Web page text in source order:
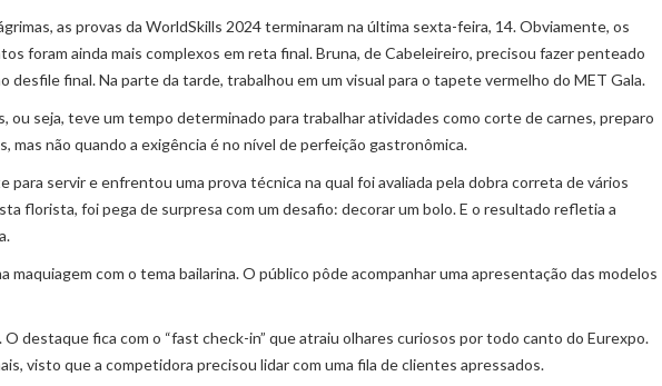
as provas da WorldSkills 2024 terminaram na última sexta-feira, 14. Obviamente, os
foram ainda mais complexos em reta final. Bruna, de Cabeleireiro, precisou fazer penteado
desfile final. Na parte da tarde, trabalhou em um visual para o tapete vermelho do MET Gala.
ou seja, teve um tempo determinado para trabalhar atividades como corte de carnes, preparo
mas não quando a exigência é no nível de perfeição gastronômica.
para servir e enfrentou uma prova técnica na qual foi avaliada pela dobra correta de vários
florista, foi pega de surpresa com um desafio: decorar um bolo. E o resultado refletia a
maquiagem com o tema bailarina. O público pôde acompanhar uma apresentação das modelos
O destaque fica com o “fast check-in” que atraiu olhares curiosos por todo canto do Eurexpo.
visto que a competidora precisou lidar com uma fila de clientes apressados.